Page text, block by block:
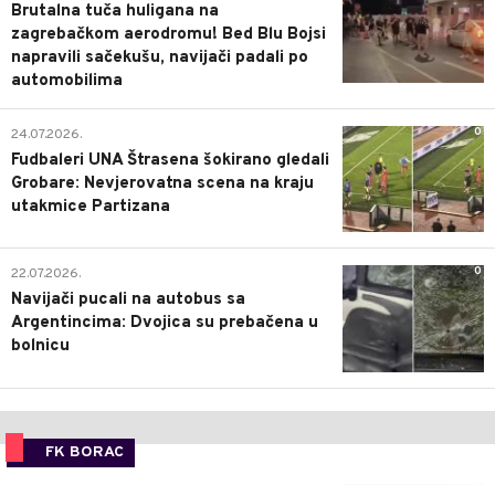
Brutalna tuča huligana na
zagrebačkom aerodromu! Bed Blu Bojsi
napravili sačekušu, navijači padali po
automobilima
0
24.07.2026.
Fudbaleri UNA Štrasena šokirano gledali
Grobare: Nevjerovatna scena na kraju
utakmice Partizana
0
22.07.2026.
Navijači pucali na autobus sa
Argentincima: Dvojica su prebačena u
bolnicu
FK BORAC